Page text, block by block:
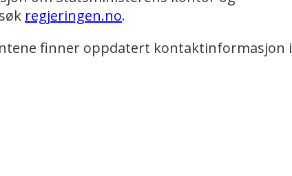
regjeringen.no.
finner oppdatert kontaktinformasjon i